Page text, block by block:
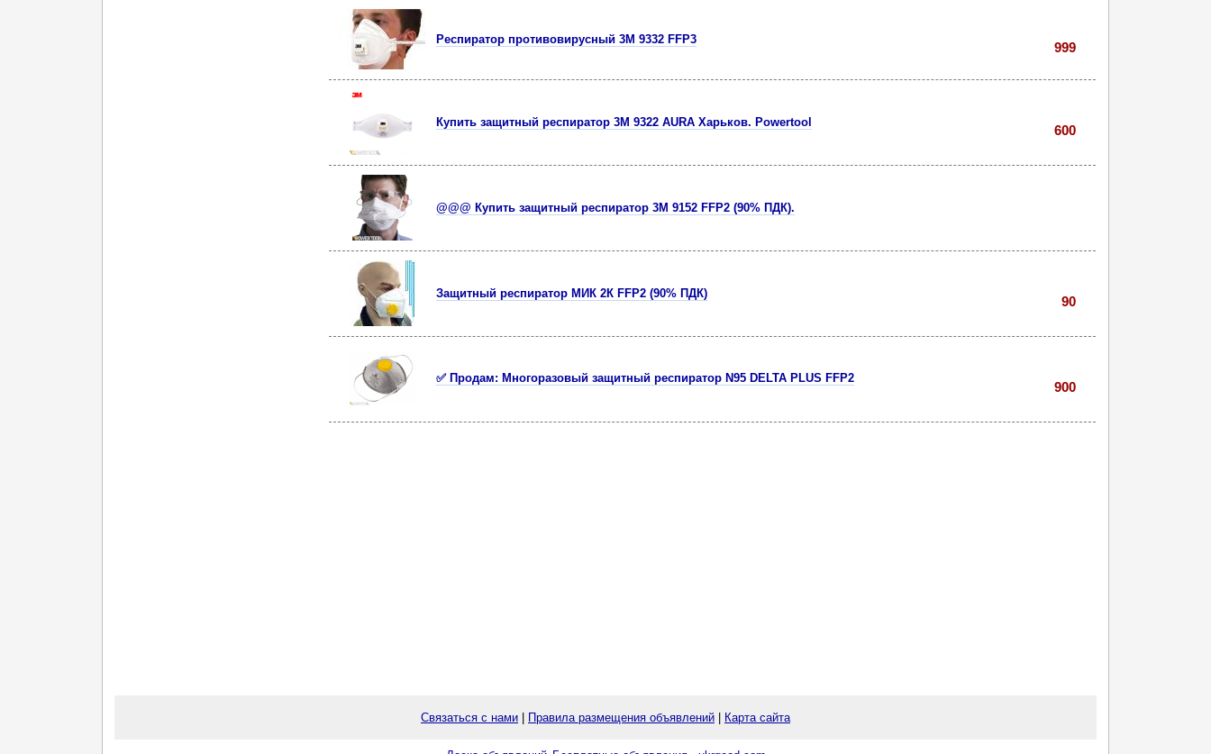
Респиратор противовирусный 3M 9332 FFP3
999
Купить защитный респиратор 3М 9322 AURA Харьков. Powertool
600
@@@ Купить защитный респиратор 3М 9152 FFP2 (90% ПДК).
Защитный респиратор МИК 2К FFP2 (90% ПДК)
90
✅ Продам: Многоразовый защитный респиратор N95 DELTA PLUS FFP2
900
Связаться с нами Правила размещения объявлений Карта сайта